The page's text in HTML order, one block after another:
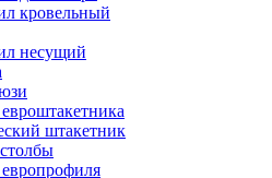
кровельный
несущий
штакетник